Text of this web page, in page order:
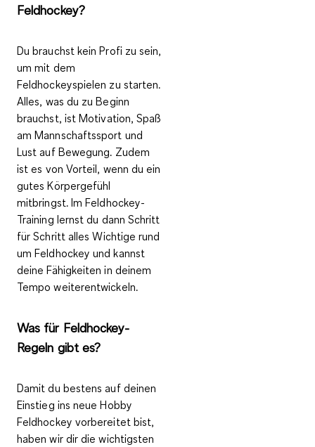
Feldhockey?
Du brauchst kein Profi zu sein,
um mit dem
Feldhockeyspielen zu starten.
Alles, was du zu Beginn
brauchst, istMotivation,Spaß
am Mannschaftssport und
Lust auf Bewegung. Zudem
ist es von Vorteil, wenn du ein
gutes Körpergefühl
mitbringst. Im Feldhockey-
Training lernst du dann Schritt
für Schritt alles Wichtige rund
um Feldhockey und kannst
deine Fähigkeiten in deinem
Tempo weiterentwickeln.
Was für Feldhockey-
Regeln gibt es?
Damit du bestens auf deinen
Einstieg ins neue Hobby
Feldhockey vorbereitet bist,
haben wir dir die wichtigsten